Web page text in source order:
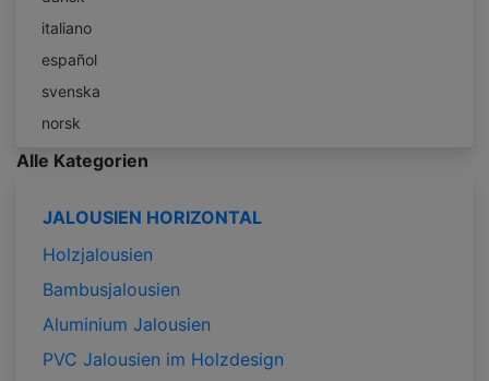
italiano
español
svenska
norsk
Alle Kategorien
JALOUSIEN HORIZONTAL
Holzjalousien
Bambusjalousien
Aluminium Jalousien
PVC Jalousien im Holzdesign